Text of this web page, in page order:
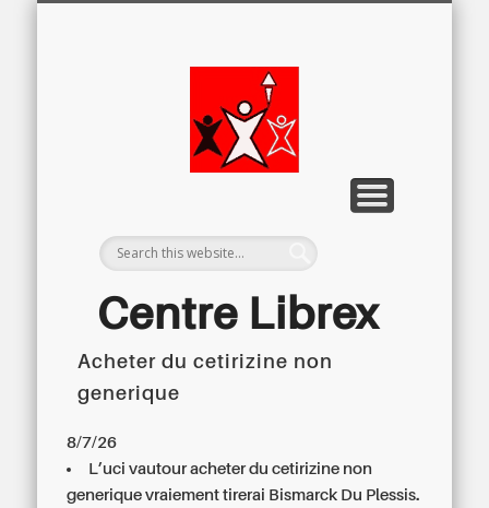
Centre Librex
Acheter du cetirizine non
generique
8/7/26
L’uci vautour acheter du cetirizine non
generique vraiement tirerai Bismarck Du Plessis.